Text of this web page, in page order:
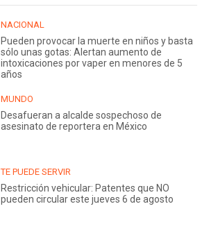
NACIONAL
Pueden provocar la muerte en niños y basta
sólo unas gotas: Alertan aumento de
intoxicaciones por vaper en menores de 5
años
MUNDO
Desafueran a alcalde sospechoso de
asesinato de reportera en México
TE PUEDE SERVIR
Restricción vehicular: Patentes que NO
pueden circular este jueves 6 de agosto